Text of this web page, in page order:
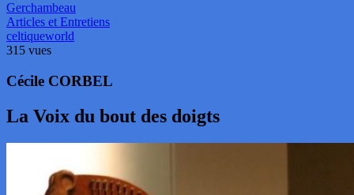
Gerchambeau
Articles et Entretiens
celtiqueworld
315 vues
Cécile CORBEL
La Voix du bout des doigts